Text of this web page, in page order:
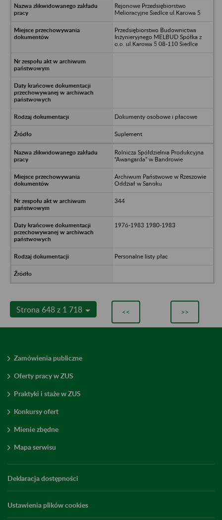
Rejonowe Przedsiębiorstwo
Melioracyjne Siedlce ul.Karowa 5
Przedsiębiorstwo Budownictwa
Inżynieryjnego MELBUD Spółka z
o.o. ul.Karowa 5 08-110 Siedlce
Dokumenty osobowe i płacowe
Suplement
Rolnicza Spółdzielnia Produkcyjna
“Awangarda” w Bandrowie
Archiwum Państwowe w Rzeszowie
Oddział w Sanoku
344
1976-1983 1980-1983
Personalne listy płac
Strona 648 z 1 718 << >>
Zamówienia publiczne
Oferty pracy w ZUS
Praktyki i staże w ZUS
Konkursy ofert
Mienie zbędne
Mapa serwisu
Deklaracja dostępności
Ustawienia plików cookies